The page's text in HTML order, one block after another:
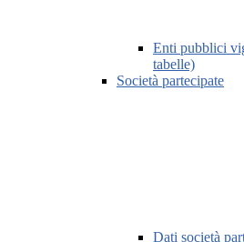
Enti pubblici
tabelle)
Società partecipate
Dati società